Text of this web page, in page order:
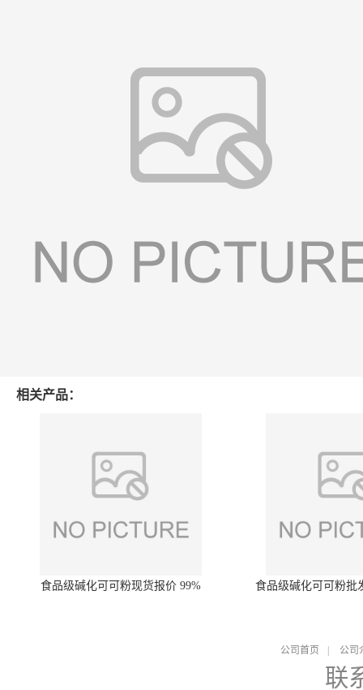
相关产品：
食品级碱化可可粉现货报价 99% 食品级碱化可可粉批
公司首页 公司
联